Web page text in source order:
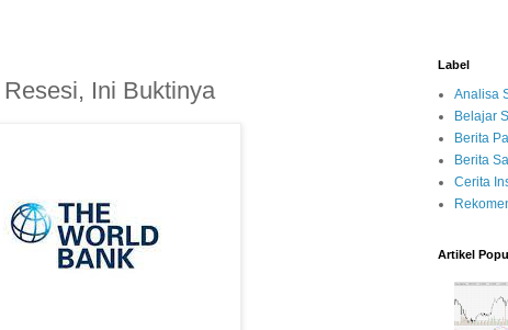
Ini Buktinya
Label
Analisa
Belajar
Berita
Berita
Cerita
Artikel